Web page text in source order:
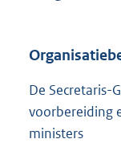
De Secretaris-
voorbereiding
ministers